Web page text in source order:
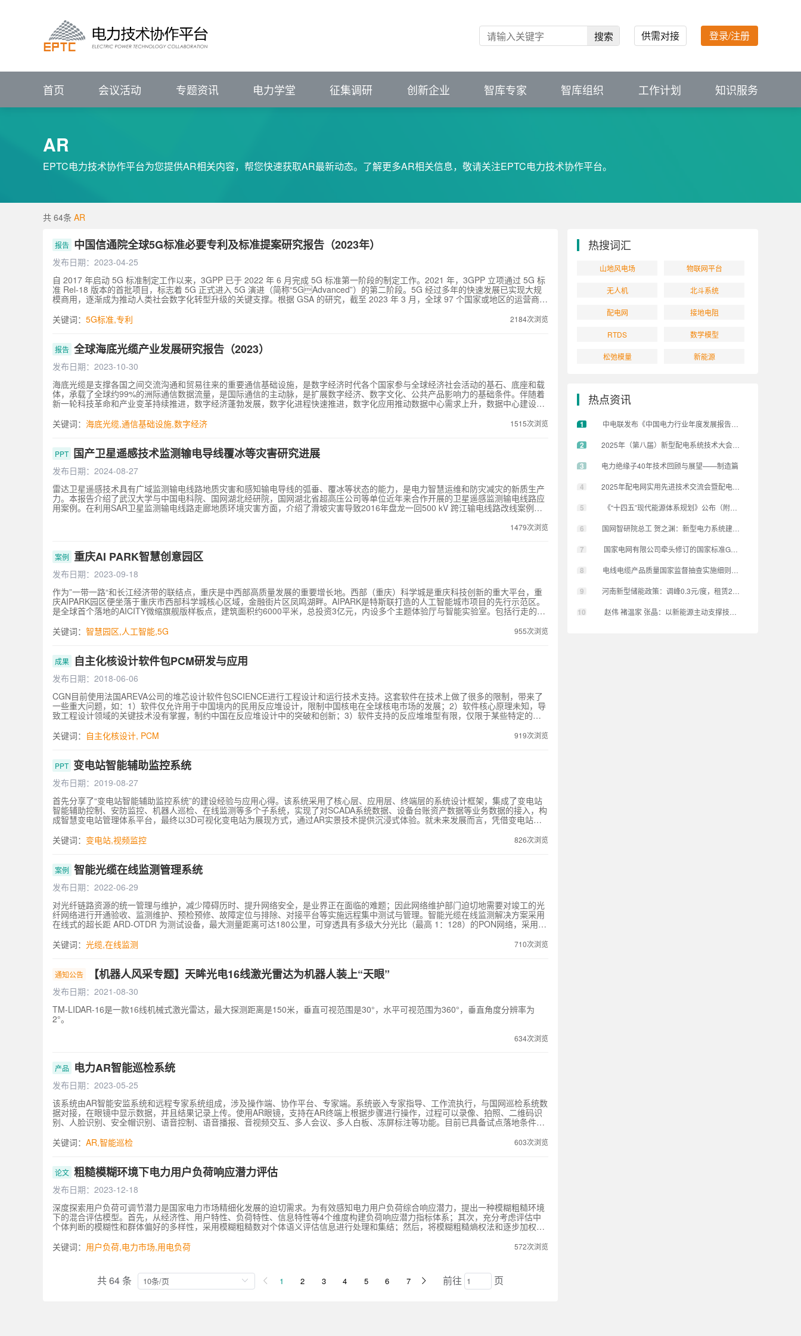
集需求库、成果库、专家库于一体的协同创新平台
IEEE PES China Satellite Technical Committee - Transmission & Distribution
IEEE PES China Satellite Technical Committee - Power System Communications and Cybersecurity
电力技术协作平台
新闻资讯
促进专业技术发展
电力专题
搜索 供需对接 登录/注册
首页 会议活动 专题资讯 电力学堂 征集调研 创新企业 智库专家 智库组织 工作计划 知识服务
AR
EPTC电力技术协作平台为您提供AR相关内容，帮您快速获取AR最新动态。了解更多AR相关信息，敬请关注EPTC电力技术协作平台。
共 64条 AR
报告 中国信通院全球5G标准必要专利及标准提案研究报告（2023年）
发布日期：2023-04-25
自 2017 年启动 5G 标准制定工作以来，3GPP 已于 2022 年 6 月完成 5G 标准第一阶段的制定工作。2021 年，3GPP 立项通过 5G 标
准 Rel-18 版本的首批项目，标志着 5G 正式进入 5G 演进（简称“5GAdvanced”）的第二阶段。5G 经过多年的快速发展已实现大规
模商用，逐渐成为推动人类社会数字化转型升级的关键支撑。根据 GSA 的研究，截至 2023 年 3 月，全球 97 个国家或地区的运营商已
AR/VR、物联网和空天一体化等新能力，以赋能新场景新业务的应用，并通过减少碳排放帮助全行业可持续发展目标的实现。全球产业
主体在积极参与 5G 标准制定的同时，也不断向欧洲电信标准化协会（ETSI）声明 5G 标准必要专利。为研究全球最新的 5G标准必要
《全球 5G 标准必要专利及标准提案研究报告（2023 年）》。 本报告基于截至 2022 年 12 月 31 日 ETSI 专利数据库中的全部 5G 声
明专利及其同族扩展专利，从专利声明量、多国授权专利量、技术领域等维度进行了统计分析，以展示全球 5G 标准必要专利活动的情
况。此外，本报告基于截至 2022 年 12 月 31 日 3GPP 网站中的全部 5G 提案，分析了 5G 提案趋势、工作组提案分布、参会主体的提
关键词： 5G标准,专利 2184次浏览
报告 全球海底光缆产业发展研究报告（2023）
发布日期：2023-10-30
海底光缆是支撑各国之间交流沟通和贸易往来的重要通信基础设施，是数字经济时代各个国家参与全球经济社会活动的基石、底座和载
体，承载了全球约99%的洲际通信数据流量，是国际通信的主动脉，是扩展数字经济、数字文化、公共产品影响力的基础条件。伴随着
新一轮科技革命和产业变革持续推进，数字经济蓬勃发展，数字化进程快速推进，数字化应用推动数据中心需求上升，数据中心建设热
取得长足进步，多纤对光缆、超高速单波速率、超高电压远端供电等技术开始推广应用，OpenCable建设模式被普遍接受，
SMARTCable技术和应用开始探索。互联网巨头引发全球海底光缆发展格局调整，多元主体参与催生多种建设模式，海底光缆工程总承
纷纷优化政策环境，加快海底光缆等国际通信设施建设，助推海底光缆产业发展。未来，全球经济波动、海缆技术不断升级以及跨境数
据流通规则变化等因素不会影响全球海底光缆建设进程，全球数字化发展持续推进，区域内和区域间的互联互通需求不断增强，海底光
缆产业将继续保持快速发展。
关键词： 海底光缆,通信基础设施,数字经济 1515次浏览
PPT 国产卫星遥感技术监测输电导线覆冰等灾害研究进展
发布日期：2024-08-27
雷达卫星遥感技术具有广域监测输电线路地质灾害和感知输电导线的弧垂、覆冰等状态的能力，是电力智慧运维和防灾减灾的新质生产
力。本报告介绍了武汉大学与中国电科院、国网湖北经研院，国网湖北省超高压公司等单位近年来合作开展的卫星遥感监测输电线路应
用案例。在利用SAR卫星监测输电线路走廊地质环境灾害方面，介绍了滑坡灾害导致2016年盘龙一回500 kV 跨江输电线路改线案例，
验室铁塔覆冰对照实验案例，以及利用国产SAR卫星开展2023年12月山西垣曲县覆冰状态监测案例，2024年2月安徽，河南、湖北等多
1479次浏览
案例 重庆AI PARK智慧创意园区
发布日期：2023-09-18
作为”一带一路“和长江经济带的联结点，重庆是中西部高质量发展的重要增长地。西部（重庆）科学城是重庆科技创新的重大平台，重
庆AIPARK园区便坐落于重庆市西部科学城核心区域，金融街片区凤鸣湖畔。AIPARK是特斯联打造的人工智能城市项目的先行示范区。
是全球首个落地的AICITY微缩旗舰版样板点，建筑面积约6000平米，总投资3亿元，内设多个主题体验厅与智能实验室。包括行走的AI
目前正常运营。AIPARK以最小可用单元的方式，通过物联网、大数据、人工智能、云计算等创新手段，贯穿云边端全栈技术，基于
TacOS城市级操作系统，覆盖智能安防、智能通行、智能停车、智能办公、机器人服务等多个城市核心场景，为园区管理者、入驻企
AI赋能的科技价值随处可见，极富创意的沉浸式智能美学的愉悦体验由此开展。
关键词： 智慧园区,人工智能,5G 955次浏览
成果 自主化核设计软件包PCM研发与应用
发布日期：2018-06-06
CGN目前使用法国AREVA公司的堆芯设计软件包SCIENCE进行工程设计和运行技术支持。这套软件在技术上做了很多的限制，带来了
一些重大问题，如：1）软件仅允许用于中国境内的民用反应堆设计，限制中国核电在全球核电市场的发展；2）软件核心原理未知，导
致工程设计领域的关键技术没有掌握，制约中国在反应堆设计中的突破和创新；3）软件支持的反应堆堆型有限，仅限于某些特定的压
对国外的依赖。为此，CGN决定开发具有完全自主知识产权的堆芯设计软件包PCM。 PCM软件包完全自主开发，从根本上解决了反应
堆堆芯核设计软件的知识产权问题，申请了4个软件著作权，通过了中国核能行业协会的科技成果鉴定，获得了际可强院士等行业内专
（COCO）相结合的综合技术研发，可以给出高精度的少群截面并充分考虑堆芯的燃耗历史效应，具有国际领先的技术水平；2）在国
内首次自主研发出具有自主知识产权的通量图分析程序MAPLE，并应用于工程实践；3）在国内首个完成核设计软件包系统的不确定度
分析，建立不确定度分析方法，相关不确定度因子可应用于反应堆工程设计，达到国际先进水平。 此外，PCM软件包是在如下方面和
用解释器方法，方便堆芯计算各个功能实现；4）采用薄板样条函数（TPS）重构技术。
关键词： 自主化核设计, PCM 919次浏览
PPT 变电站智能辅助监控系统
发布日期：2019-08-27
首先分享了“变电站智能辅助监控系统”的建设经验与应用心得。该系统采用了核心层、应用层、终端层的系统设计框架，集成了变电站
智能辅助控制、安防监控、机器人巡检、在线监测等多个子系统，实现了对SCADA系统数据、设备台账资产数据等业务数据的接入，构
成智慧变电站管理体系平台，最终以3D可视化变电站为展现方式，通过AR实景技术提供沉浸式体验。就未来发展而言，凭借变电站智
营业厅监控、巡检机器人、输配电在线监测等系统全面整合，形成一个全新的功能更加强大的监控中心，真正做到运用先进的智能管理
技术，安全有效地对变电站进行管控。
关键词： 变电站,视频监控 826次浏览
案例 智能光缆在线监测管理系统
发布日期：2022-06-29
对光纤链路资源的统一管理与维护，减少障碍历时、提升网络安全，是业界正在面临的难题；因此网络维护部门迫切地需要对竣工的光
纤网络进行开通验收、监测维护、预检预修、故障定位与排除、对接平台等实施远程集中测试与管理。智能光缆在线监测解决方案采用
在线式的超长距 ARD-OTDR 为测试设备，最大测量距离可达180公里，可穿透具有多级大分光比（最高 1：128）的PON网络，采用对
污损、连接不良、宏弯、熔接点性能变差、非熔接接续性能变差，以及ONU缺失等光网络故障。并以GIS、拓扑图、迹线图、结果描述
等多种方式呈现，适合各类人员含对非技术人员了解线路情况。可实现在光网络安装、运行等各个阶段，对其远程监测与维护。通过对
真正实现主动维护。实践中发现，该解决方案可以对现有网络进行优化、对资源数据有梳理。
关键词： 光缆,在线监测 710次浏览
通知公告 【机器人风采专题】天眸光电16线激光雷达为机器人装上“天眼”
发布日期：2021-08-30
TM-LIDAR-16是一款16线机械式激光雷达，最大探测距离是150米，垂直可视范围是30°，水平可视范围为360°，垂直角度分辨率为
2°。
634次浏览
产品 电力AR智能巡检系统
发布日期：2023-05-25
该系统由AR智能安监系统和远程专家系统组成，涉及操作端、协作平台、专家端。系统嵌入专家指导、工作流执行，与国网巡检系统数
据对接，在眼镜中显示数据，并且结果记录上传。使用AR眼镜，支持在AR终端上根据步骤进行操作，过程可以录像、拍照、二维码识
别、人脸识别、安全帽识别、语音控制、语音播报、音视频交互、多人会议、多人白板、冻屏标注等功能。目前已具备试点落地条件，
关键词： AR,智能巡检 603次浏览
论文 粗糙模糊环境下电力用户负荷响应潜力评估
发布日期：2023-12-18
深度探索用户负荷可调节潜力是国家电力市场精细化发展的迫切需求。为有效感知电力用户负荷综合响应潜力，提出一种模糊粗糙环境
下的混合评估模型。首先，从经济性、用户特性、负荷特性、信息特性等4个维度构建负荷响应潜力指标体系；其次，充分考虑评估中
个体判断的模糊性和群体偏好的多样性，采用模糊粗糙数对个体语义评估信息进行处理和集结；然后，将模糊粗糙熵权法和逐步加权评
性边界逼近区域比较法（multi-attributive border approximation area comparison，MABAC）计算电力用户针对属性函数的负荷响应潜
力综合评估值，从而获取潜力排序结果；最后，以多个行业的电力用户负荷综合响应潜力评估为例，验证所提模型的有效性。
关键词： 用户负荷,电力市场,用电负荷 572次浏览
共 64 条 1 2 3 4 5 6 7 前往 页
热搜词汇
山地风电场 物联网平台
无人机 北斗系统
配电网 接地电阻
RTDS 数学模型
松弛模量 新能源
热点资讯
1 中电联发布《中国电力行业年度发展报告2025》
2 2025年（第八届）新型配电系统技术大会在京隆重召开
3 电力绝缘子40年技术回顾与展望——制造篇
4 2025年配电网实用先进技术交流会暨配电网故障处置及保护技
5 《“十四五”现代能源体系规划》公布（附文件下载）
6 国网智研院总工 贺之渊：新型电力系统建设倒逼电网技术加快
7 国家电网有限公司牵头修订的国家标准GB/T 28583-2025《供
8 电线电缆产品质量国家监督抽查实施细则（2022年版）发布
9 河南新型储能政策：调峰0.3元/度，租赁200元/度·年，用户侧
10 赵伟 褚温家 张晶：以新能源主动支撑技术 推动构建新型电力